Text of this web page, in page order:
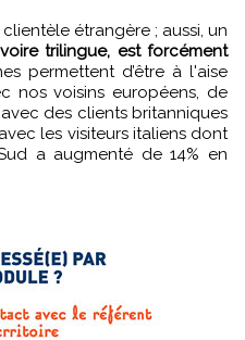
étrangère ; aussi, un
trilingue, est forcément
permettent d’être à l'aise
nos voisins européens, de
des clients britanniques
les visiteurs italiens dont
a augmenté de 14% en